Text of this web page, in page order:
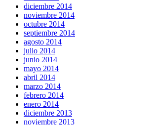
diciembre 2014
noviembre 2014
octubre 2014
septiembre 2014
agosto 2014
julio 2014
junio 2014
mayo 2014
abril 2014
marzo 2014
febrero 2014
enero 2014
diciembre 2013
noviembre 2013